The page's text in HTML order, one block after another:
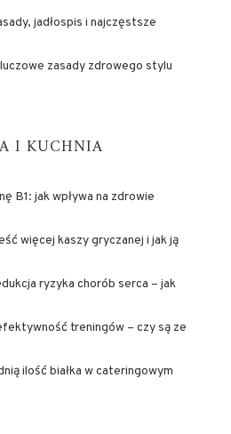
jadłospis i najczęstsze
zasady zdrowego stylu
I KUCHNIA
B1: jak wpływa na zdrowie
więcej kaszy gryczanej i jak ją
ryzyka chorób serca – jak
treningów – czy są ze
ilość białka w cateringowym